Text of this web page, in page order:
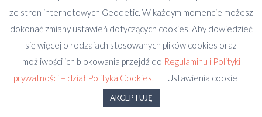
również jest ryzykowne i grozi stratą uprawnień.
Przedkładając dokumentację do samodzielności
lokalu musimy podać lokalizację w mieszkaniu
przyłączy wodno-kanalizacyjnych i miejsc wentylacji.
Zdarza się, że podczas naszego pomiaru robimy
zdjęcia. Dlaczego? Niektórzy deweloperzy czasami
ze stron internetowych Geodetic. W każdym momencie możesz
dokonać zmiany ustawień dotyczących cookies. Aby dowiedzieć
się więcej o rodzajach stosowanych plików cookies oraz
możliwości ich blokowania przejdź do Regulaminu i Polityki
prywatności – dział Polityka Cookies.
Ustawienia cookie
AKCEPTUJĘ